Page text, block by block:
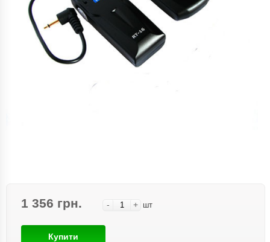
1 356 грн. - + шт
Купити